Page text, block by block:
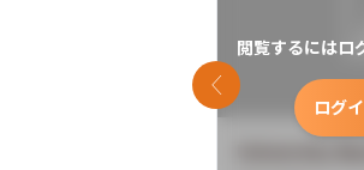
閲覧するにはロ
ログ
前のスライド